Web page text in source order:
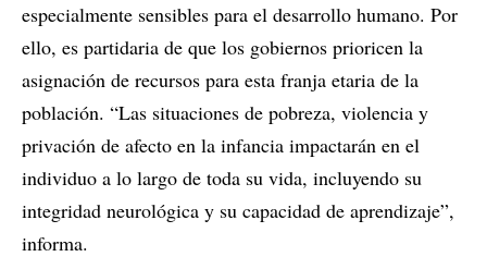
especialmente sensibles para el desarrollo humano. Por
ello, es partidaria de que los gobiernos prioricen la
asignación de recursos para esta franja etaria de la
población. “Las situaciones de pobreza, violencia y
privación de afecto en la infancia impactarán en el
individuo a lo largo de toda su vida, incluyendo su
integridad neurológica y su capacidad de aprendizaje”,
informa.